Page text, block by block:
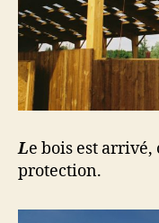
Le bois est
protection.